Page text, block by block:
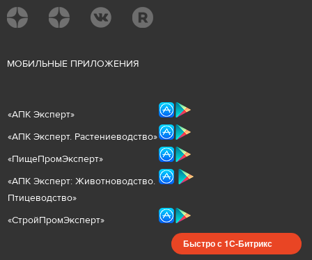
МОБИЛЬНЫЕ ПРИЛОЖЕНИЯ
«АПК Эксперт»
«АПК Эксперт. Растениеводство»
«ПищеПромЭксперт»
«АПК Эксперт: Животноводство.
Птицеводство»
«СтройПромЭксперт»
Быстро с 1С-Битрикс